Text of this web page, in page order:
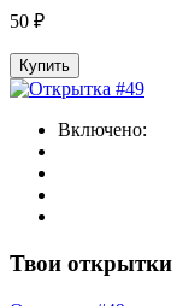
50 ₽
Купить
Включено:
Твои открытки